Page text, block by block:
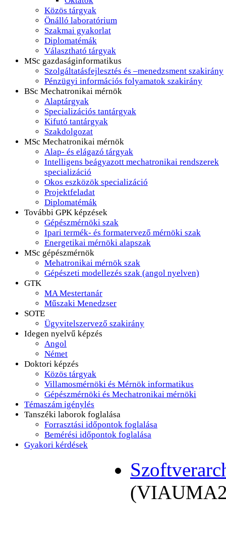
Közös tárgyak
Önálló laboratórium
Szakmai gyakorlat
Diplomatémák
Választható tárgyak
MSc gazdaságinformatikus
Szolgáltatásfejlesztés és –menedzsment szakirány
Pénzügyi információs folyamatok szakirány
BSc Mechatronikai mérnök
Alaptárgyak
Specializációs tantárgyak
Kifutó tantárgyak
Szakdolgozat
MSc Mechatronikai mérnök
Alap- és elágazó tárgyak
Intelligens beágyazott mechatronikai rendszerek
specializáció
Okos eszközök specializáció
Projektfeladat
Diplomatémák
További GPK képzések
Gépészmérnöki szak
Ipari termék- és formatervező mérnöki szak
Energetikai mérnöki alapszak
MSc gépészmérnök
Mehatronikai mérnök szak
Gépészeti modellezés szak (angol nyelven)
GTK
MA Mestertanár
Műszaki Menedzser
SOTE
Ügyvitelszervező szakirány
Idegen nyelvű képzés
Angol
Német
Doktori képzés
Közös tárgyak
Villamosmérnöki és Mérnök informatikus
Gépészmérnöki és Mechatronikai mérnöki
Témaszám igénylés
Tanszéki laborok foglalása
Forrasztási időpontok foglalása
Bemérési időpontok foglalása
Gyakori kérdések